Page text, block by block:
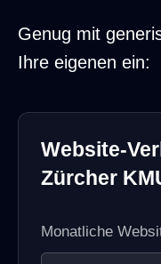
Genug mit
Ihre eigenen ein:
Website-
Zürcher
Monatliche